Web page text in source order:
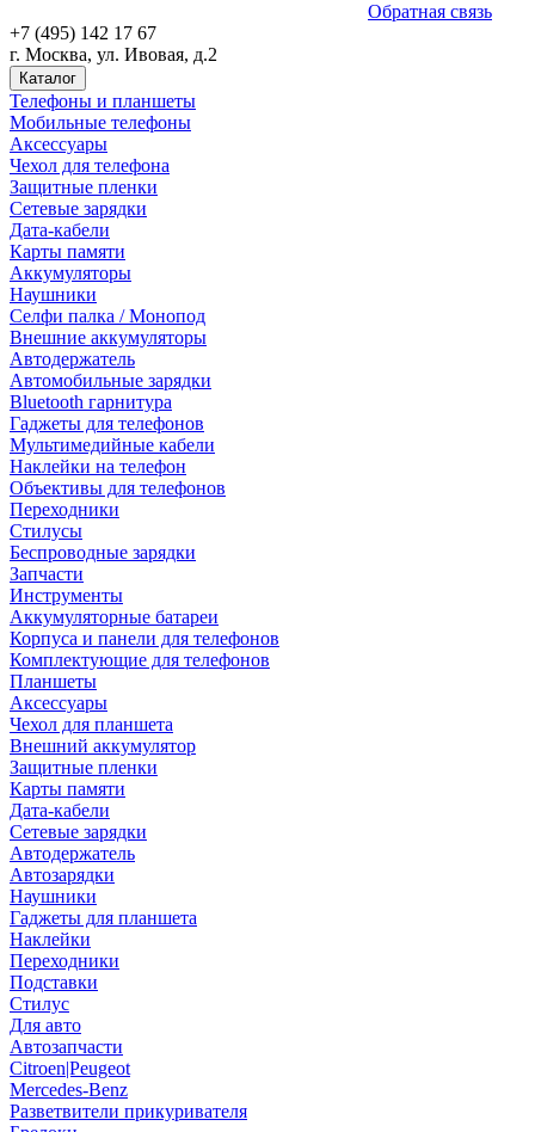
Обратная связь
+7 (495) 142 17 67
г. Москва, ул. Ивовая, д.2
Каталог
Телефоны и планшеты
Мобильные телефоны
Аксессуары
Чехол для телефона
Защитные пленки
Сетевые зарядки
Дата-кабели
Карты памяти
Аккумуляторы
Наушники
Селфи палка / Монопод
Внешние аккумуляторы
Автодержатель
Автомобильные зарядки
Bluetooth гарнитура
Гаджеты для телефонов
Мультимедийные кабели
Наклейки на телефон
Объективы для телефонов
Переходники
Стилусы
Беспроводные зарядки
Запчасти
Инструменты
Аккумуляторные батареи
Корпуса и панели для телефонов
Комплектующие для телефонов
Планшеты
Аксессуары
Чехол для планшета
Внешний аккумулятор
Защитные пленки
Карты памяти
Дата-кабели
Сетевые зарядки
Автодержатель
Автозарядки
Наушники
Гаджеты для планшета
Наклейки
Переходники
Подставки
Стилус
Для авто
Автозапчасти
Citroen|Peugeot
Mercedes-Benz
Разветвители прикуривателя